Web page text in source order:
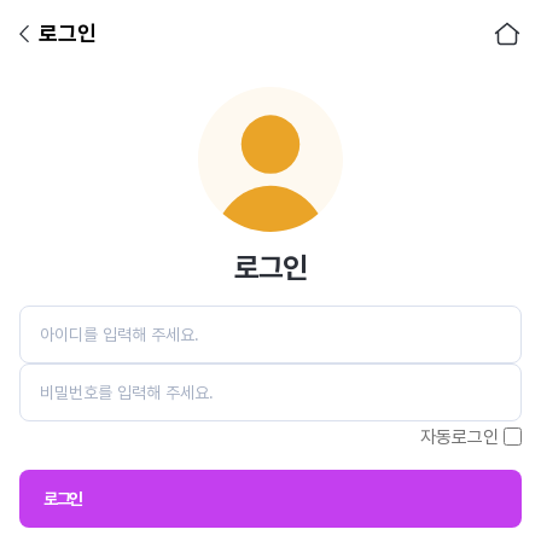
로그인
로그인
아이디
비밀번호
자동로그인